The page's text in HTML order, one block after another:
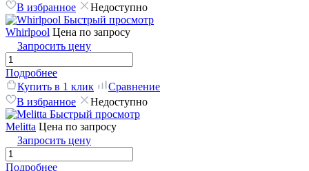
В избранное
Недоступно
Быстрый просмотр
Whirlpool Цена по запросу
Запросить цену
Подробнее
Купить в 1 клик
Сравнение
В избранное
Недоступно
Быстрый просмотр
Melitta Цена по запросу
Запросить цену
Подробнее